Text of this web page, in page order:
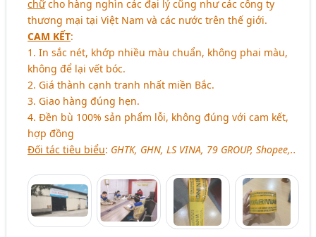
chữcho hàng nghìn các đại lý cũng như các công ty
thương mại tại Việt Nam và các nước trên thế giới.
CAM KẾT:
1. In sắc nét, khớp nhiều màu chuẩn, không phai màu,
không để lại vết bóc.
2. Giá thành cạnh tranh nhất miền Bắc.
3. Giao hàng đúng hẹn.
4. Đền bù 100% sản phẩm lỗi, không đúng với cam kết,
hợp đồng
Đối tác tiêu biểu: GHTK, GHN, LS VINA, 79 GROUP, Shopee,..